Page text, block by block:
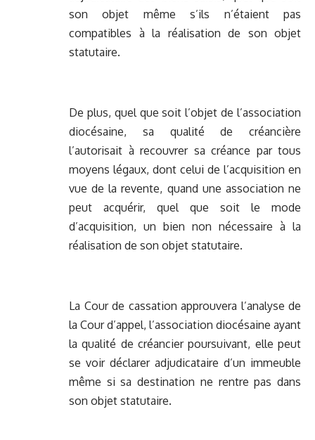
son objet même s’ils n’étaient pas
compatibles à la réalisation de son objet
statutaire.
De plus, quel que soit l’objet de l’association
diocésaine, sa qualité de créancière
l’autorisait à recouvrer sa créance par tous
moyens légaux, dont celui de l’acquisition en
vue de la revente, quand une association ne
peut acquérir, quel que soit le mode
d’acquisition, un bien non nécessaire à la
réalisation de son objet statutaire.
La Cour de cassation approuvera l’analyse de
la Cour d’appel, l’association diocésaine ayant
la qualité de créancier poursuivant, elle peut
se voir déclarer adjudicataire d’un immeuble
même si sa destination ne rentre pas dans
son objet statutaire.